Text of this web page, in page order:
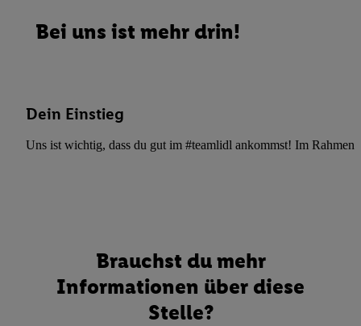
Bei uns ist mehr drin!
Dein Einstieg
Uns ist wichtig, dass du gut im #teamlidl ankommst! Im Rahmen
Brauchst du mehr
Informationen über diese
Stelle?